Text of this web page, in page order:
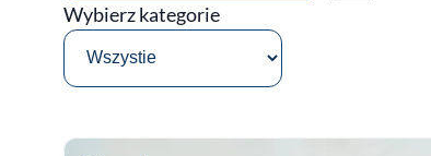
Wybierz kategorie